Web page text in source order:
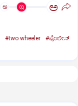
ಅ ಅ
#two wheeler
#ಪೊಲೀಸ್